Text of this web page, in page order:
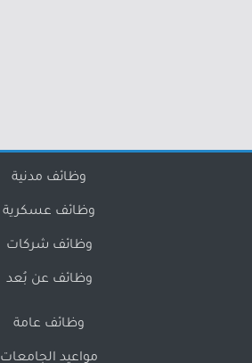
وظائف مدنية
وظائف عسكرية
وظائف شركات
وظائف عن بُعد
وظائف عامة
مواعيد الجامعات